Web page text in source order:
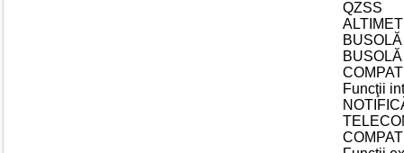
QZSS
Funcţii